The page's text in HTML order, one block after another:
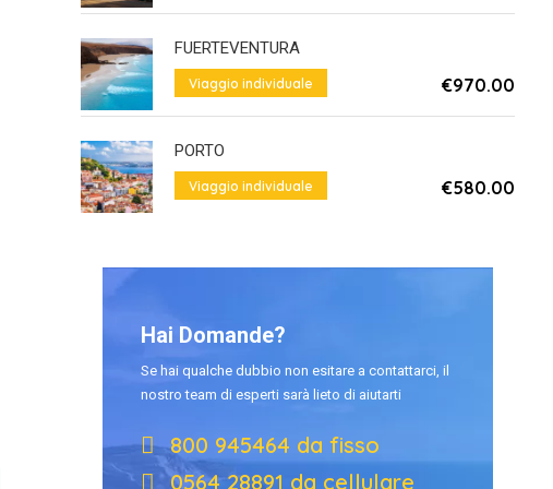
FUERTEVENTURA
Viaggio individuale €970.00
PORTO
Viaggio individuale €580.00
Hai Domande?
Se hai qualche dubbio non esitare a contattarci, il
nostro team di esperti sarà lieto di aiutarti
800 945464 da fisso
0564 28891 da cellulare